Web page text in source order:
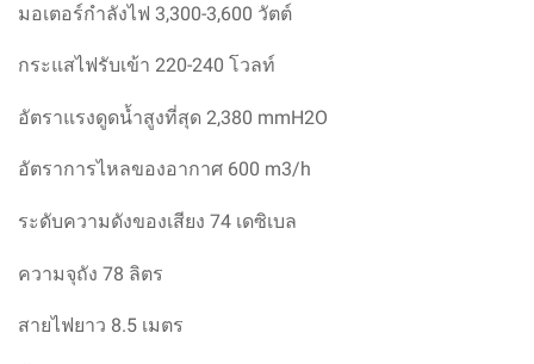
มอเตอร์กำลังไฟ 3,300-3,600 วัตต์
กระแสไฟรับเข้า 220-240 โวลท์
อัตราแรงดูดน้ำสูงที่สุด 2,380 mmH2O
อัตราการไหลของอากาศ 600 m3/h
ระดับความดังของเสียง 74 เดซิเบล
ความจุถัง 78 ลิตร
สายไฟยาว 8.5 เมตร